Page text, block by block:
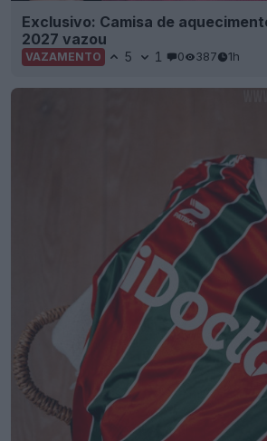
Exclusivo: Camisa de
2027 vazou
VAZAMENTO 5 1 0 387 1h